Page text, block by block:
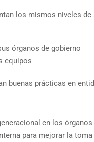
los mismos niveles
órganos de gobierno
equipos
buenas prácticas en
en los
para mejorar la